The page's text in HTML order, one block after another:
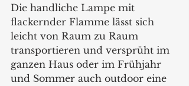
Die handliche Lampe mit
flackernder Flamme lässt sich
leicht von Raum zu Raum
transportieren und versprüht im
ganzen Haus oder im Frühjahr
und Sommer auch outdoor eine